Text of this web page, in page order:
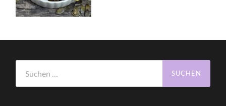
nach: